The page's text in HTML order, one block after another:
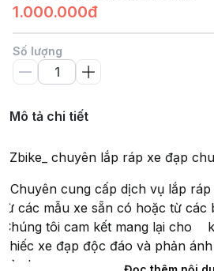
1.000.000đ
Số lượng
Mô tả chi tiết
Zbike_ chuyên lắp ráp xe đạp
Chuyên cung cấp dịch vụ lắp
từ các mẫu xe sẵn có hoặc từ
Chúng tôi cam kết mang lại cho
chiếc xe đạp độc đáo và phản
của họ.